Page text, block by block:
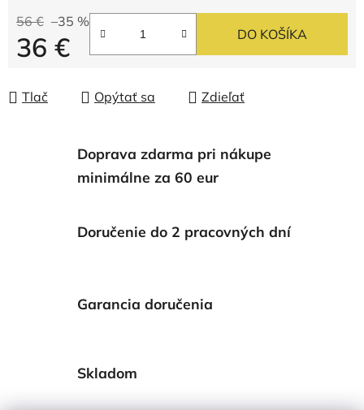
56 € –35 %
36 € DO KOŠÍKA
Tlač Opýtať sa Zdieľať
Doprava zdarma pri nákupe
minimálne za 60 eur
Doručenie do 2 pracovných dní
Garancia doručenia
Skladom